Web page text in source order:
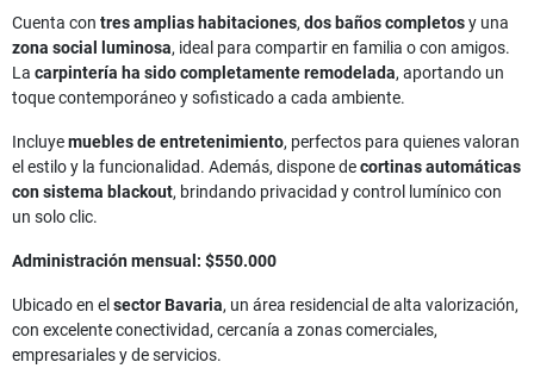
Cuenta con tres amplias habitaciones, dos baños completosy una
zona social luminosa, ideal para compartir en familia o con amigos.
La carpintería ha sido completamente remodelada, aportando un
toque contemporáneo y sofisticado a cada ambiente.
Incluyemuebles de entretenimiento, perfectos para quienes valoran
el estilo y la funcionalidad. Además, dispone decortinas automáticas
con sistema blackout, brindando privacidad y control lumínico con
un solo clic.
Administración mensual: $550.000
Ubicado en el sector Bavaria, un área residencial de alta valorización,
con excelente conectividad, cercanía a zonas comerciales,
empresariales y de servicios.